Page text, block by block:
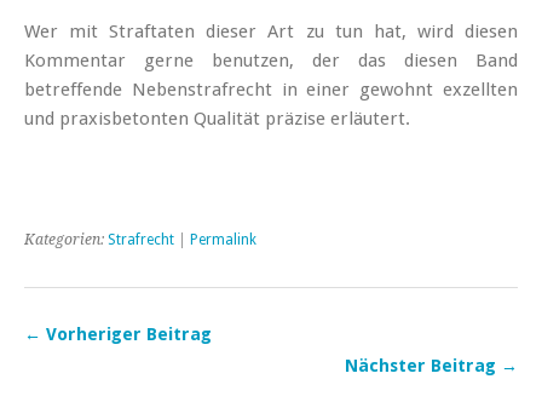
Wer mit Straftaten dieser Art zu tun hat, wird diesen
Kommentar gerne benutzen, der das diesen Band
betreffende Nebenstrafrecht in einer gewohnt exzellten
und praxisbetonten Qualität präzise erläutert.
Kategorien: Strafrecht Permalink
← Vorheriger Beitrag
Nächster Beitrag →